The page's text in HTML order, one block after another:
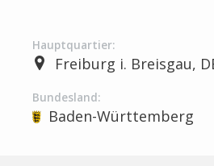
Hauptquartier:
Freiburg i. Breisgau,
Bundesland:
Baden-Württemberg